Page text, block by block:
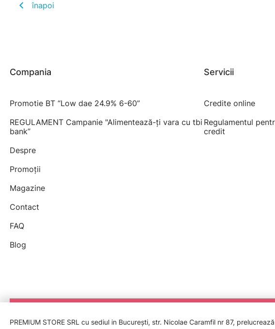
înapoi
Compania
Promotie BT “Low dae 24.9% 6-60”
REGULAMENT Campanie "Alimentează-ți vara cu tbi
bank”
Despre
Promoții
Magazine
Contact
FAQ
Blog
Servicii
Credite online
Regulamentul
credit
PREMIUM STORE SRL cu sediul in București, str. Nicolae Caramfil nr 87,